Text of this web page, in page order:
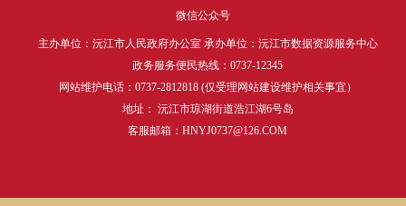
微信公众号
主办单位：沅江市人民政府办公室 承办单位：沅江市数据资源服务中心
政务服务便民热线：0737-12345
网站维护电话：0737-2812818 (仅受理网站建设维护相关事宜）
地址： 沅江市琼湖街道浩江湖6号岛
客服邮箱：HNYJ0737@126.COM